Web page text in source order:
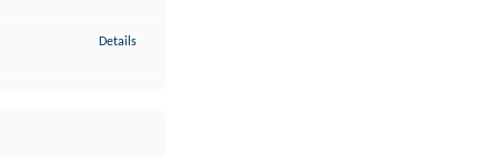
Details